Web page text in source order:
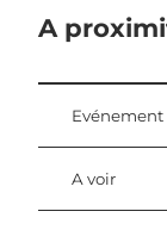
A
Evénement
A voir